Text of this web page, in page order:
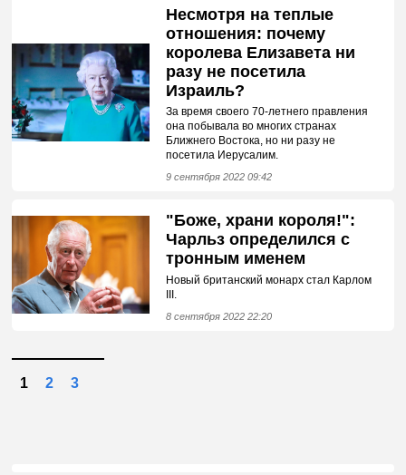
Несмотря на теплые
отношения: почему
королева Елизавета ни
разу не посетила
Израиль?
За время своего 70-летнего правления
она побывала во многих странах
Ближнего Востока, но ни разу не
посетила Иерусалим.
9 сентября 2022 09:42
"Боже, храни короля!":
Чарльз определился с
тронным именем
Новый британский монарх стал Карлом
III.
8 сентября 2022 22:20
1 2 3